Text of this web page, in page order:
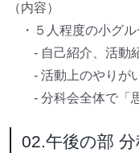
（内容）
・５人程度の小グル
- 自己紹介、活動
- 活動上のやりがい
- 分科会全体で「
02.午後の部